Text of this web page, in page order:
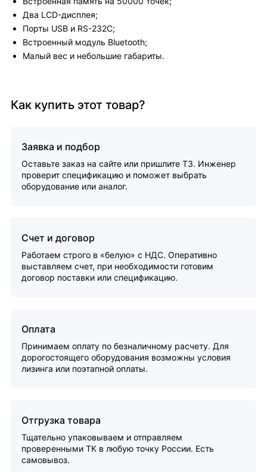
Два LCD-дисплея;
Порты USB и RS-232C;
Встроенный модуль Bluetooth;
Малый вес и небольшие габариты.
Как купить этот товар?
Заявка и подбор
Оставьте заказ на сайте или пришлите ТЗ. Инженер
проверит спецификацию и поможет выбрать
оборудование или аналог.
Счет и договор
Работаем строго в «белую» с НДС. Оперативно
выставляем счет, при необходимости готовим
договор поставки или спецификацию.
Оплата
Принимаем оплату по безналичному расчету. Для
дорогостоящего оборудования возможны условия
лизинга или поэтапной оплаты.
Отгрузка товара
Тщательно упаковываем и отправляем
проверенными ТК в любую точку России. Есть
самовывоз.